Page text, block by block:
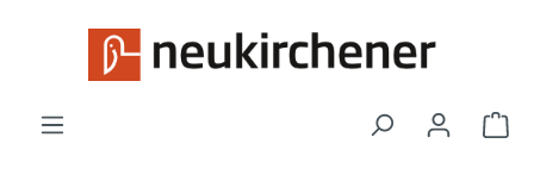
Zum Hauptinhalt springen